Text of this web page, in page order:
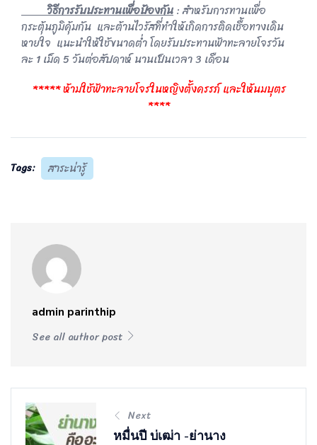
วิธีการรับประทานเพื่อป้องกัน: สำหรับการทานเพื่อ
กระตุ้นภูมิคุ้มกัน และต้านไวรัสที่ทำให้เกิดการติดเชื้อทางเดิน
หายใจ แนะนำให้ใช้ขนาดต่ำ โดยรับประทานฟ้าทะลายโจรวัน
ละ 1 เม็ด 5 วันต่อสัปดาห์ นานเป็นเวลา 3 เดือน
***** ห้ามใช้ฟ้าทะลายโจรในหญิงตั้งครรภ์ และให้นมบุตร
****
Tags: สาระน่ารู้
admin parinthip
See all author post
Next
หมื่นปี บ่เฒ่า -ย่านาง